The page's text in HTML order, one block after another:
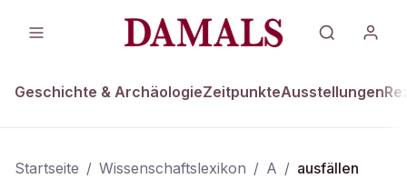
Geschichte & ArchäologieZeitpunkteAusstellungen
Startseite / Wissenschaftslexikon / A / ausfällen